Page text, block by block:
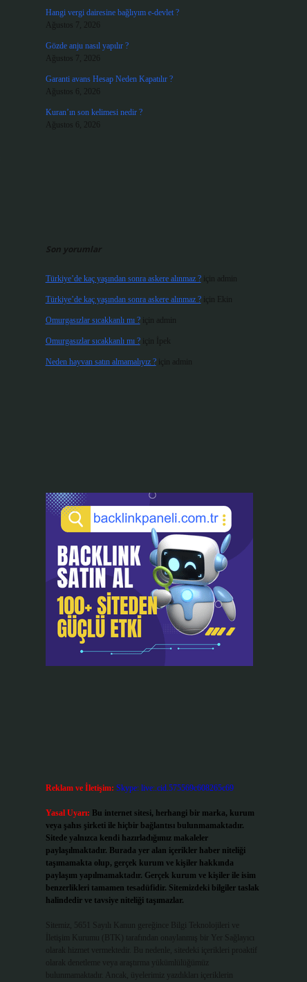
Hangi vergi dairesine bağlıyım e-devlet ?
Ağustos 7, 2026
Gözde anju nasıl yapılır ?
Ağustos 7, 2026
Garanti avans Hesap Neden Kapatılır ?
Ağustos 6, 2026
Kuran’ın son kelimesi nedir ?
Ağustos 6, 2026
Son yorumlar
Türkiye’de kaç yaşından sonra askere alınmaz ?için admin
Türkiye’de kaç yaşından sonra askere alınmaz ?için Ekin
Omurgasızlar sıcakkanlı mı ?için admin
Omurgasızlar sıcakkanlı mı ?için İpek
Neden hayvan satın almamalıyız ?için admin
Reklam ve İletişim: Skype: live:.cid.575569c608265c69
Yasal Uyarı: Bu internet sitesi, herhangi bir marka, kurum
veya şahıs şirketi ile hiçbir bağlantısı bulunmamaktadır.
Sitede yalnızca kendi hazırladığımız makaleler
paylaşılmaktadır. Burada yer alan içerikler haber niteliği
taşımamakta olup, gerçek kurum ve kişiler hakkında
paylaşım yapılmamaktadır. Gerçek kurum ve kişiler ile isim
benzerlikleri tamamen tesadüfidir. Sitemizdeki bilgiler taslak
halindedir ve tavsiye niteliği taşımazlar.
Sitemiz, 5651 Sayılı Kanun gereğince Bilgi Teknolojileri ve
İletişim Kurumu (BTK) tarafından onaylanmış bir Yer Sağlayıcı
olarak hizmet vermektedir. Bu nedenle, sitedeki içerikleri proaktif
olarak denetleme veya araştırma yükümlülüğümüz
bulunmamaktadır. Ancak, üyelerimiz yazdıkları içeriklerin